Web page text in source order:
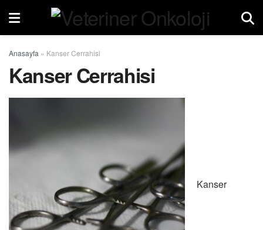
Anasayfa » Kanser Cerrahisi
Kanser Cerrahisi
Kanser